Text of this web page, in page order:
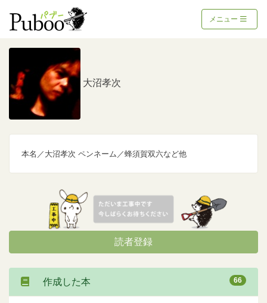
メニュー
大沼孝次
本名／大沼孝次 ペンネーム／蜂須賀双六など他
読者登録
作成した本 66